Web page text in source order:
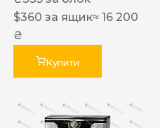
$360 за ящик≈ 16 200
₴
Купити